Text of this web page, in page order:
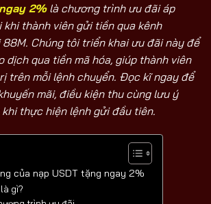
2%là chương trình ưu đãi áp
khi thành viên gửi tiền qua kênh
Chúng tôi triển khai ưu đãi này để
dịch qua tiền mã hóa, giúp thành viên
trên mỗi lệnh chuyển. Đọc kĩ ngay để
mãi, điều kiện thu cùng lưu ý
thực hiện lệnh gửi đầu tiên.
của nạp USDT tặng ngay 2%
gì?